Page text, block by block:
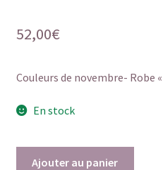
52,00€
Couleurs de novembre- Robe
En stock
Ajouter au panier